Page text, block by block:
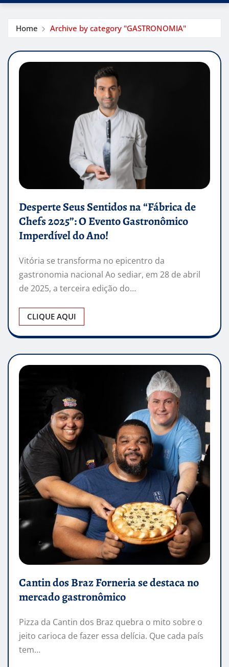
Home Archive by category "GASTRONOMIA"
Desperte Seus Sentidos na “Fábrica de
Chefs 2025”: O Evento Gastronômico
Imperdível do Ano!
Vitória se transforma no epicentro da
gastronomia nacional Ao sediar, em 28 de abril
de 2025, a terceira edição do…
CLIQUE AQUI
Cantin dos Braz Forneria se destaca no
mercado gastronômico
Pizza da Cantin dos Braz quebra o mito sobre o
jeito carioca de fazer essa delícia. Que cada país
tem…